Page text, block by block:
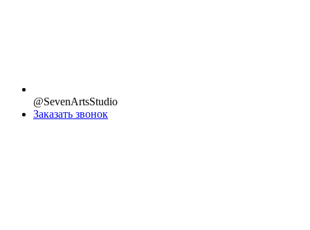
@SevenArtsStudio
Заказать звонок